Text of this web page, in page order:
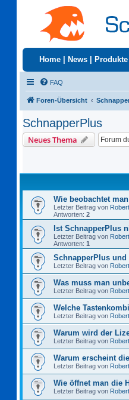
Home News Produkte
FAQ
Foren-Übersicht
SchnapperPlus
Neues Thema
Wie beobachtet
Letzter Beitrag von
Antworten: 2
Ist SchnapperPlus
Letzter Beitrag von
Antworten: 1
SchnapperPlus und
Letzter Beitrag von
Was muss man
Letzter Beitrag von
Welche
Letzter Beitrag von
Warum wird der
Letzter Beitrag von
Warum erscheint
Letzter Beitrag von
Wie öffnet man die
Letzter Beitrag von